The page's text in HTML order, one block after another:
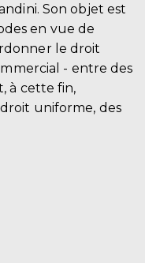
Son objet est
en vue de
le droit
- entre des
à cette fin,
uniforme, des